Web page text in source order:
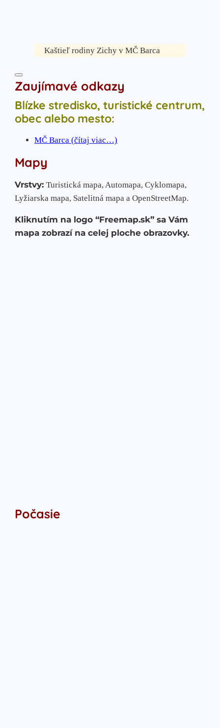
Kaštieľ rodiny Zichy v MČ Barca
Zaujímavé odkazy
Blízke stredisko, turistické centrum,
obec alebo mesto:
MČ Barca (čítaj viac…)
Mapy
Vrstvy: Turistická mapa, Automapa, Cyklomapa,
Lyžiarska mapa, Satelitná mapa a OpenStreetMap.
Kliknutím na logo “Freemap.sk” sa Vám
mapa zobrazí na celej ploche obrazovky.
Počasie